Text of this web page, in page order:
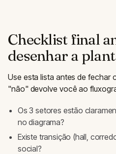
Checklist final
desenhar a
Use esta lista antes de fechar
"não" devolve você ao
Os 3 setores estão
no diagrama?
Existe transição (hall,
social?